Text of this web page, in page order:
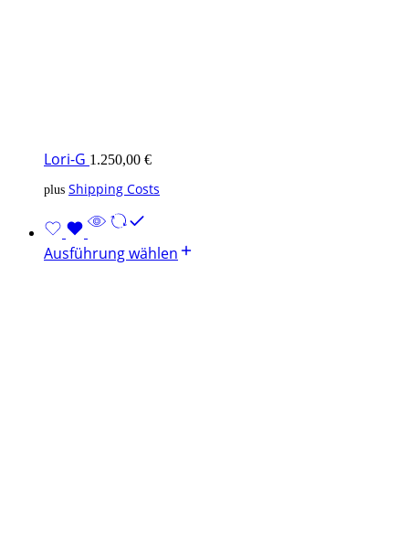
Lori-G 1.250,00 €
plus Shipping Costs
Ausführung wählen